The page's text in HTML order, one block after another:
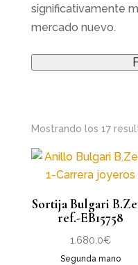
significativamente
mercado nuevo.
Mostrando los 17
Sortija Bulgari
ref.-EB15758
1.680,0€
Segunda mano